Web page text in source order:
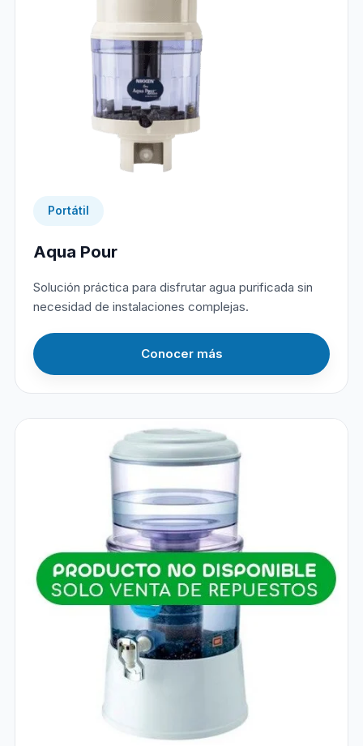
Portátil
Aqua Pour
Solución práctica para disfrutar agua purificada sin
necesidad de instalaciones complejas.
Conocer más